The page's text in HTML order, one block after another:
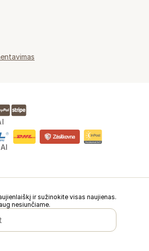
ir sužinokite visas naujienas.
nesiunčiame.